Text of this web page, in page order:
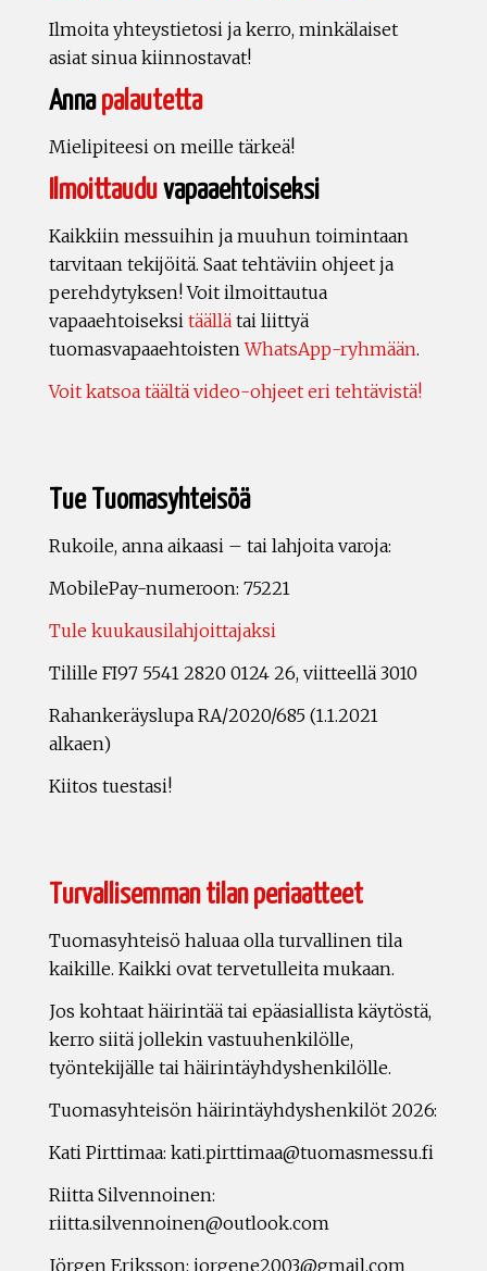
Ilmoita yhteystietosi ja kerro, minkälaiset
asiat sinua kiinnostavat!
Annapalautetta
Mielipiteesi on meille tärkeä!
Ilmoittauduvapaaehtoiseksi
Kaikkiin messuihin ja muuhun toimintaan
tarvitaan tekijöitä. Saat tehtäviin ohjeet ja
perehdytyksen! Voit ilmoittautua
vapaaehtoiseksi täällä tai liittyä
tuomasvapaaehtoistenWhatsApp-ryhmään.
Voit katsoa täältä video-ohjeet eri tehtävistä!
Tue Tuomasyhteisöä
Rukoile, anna aikaasi – tai lahjoita varoja:
MobilePay-numeroon: 75221
Tule kuukausilahjoittajaksi
Tilille FI97 5541 2820 0124 26, viitteellä 3010
Rahankeräyslupa RA/2020/685 (1.1.2021
alkaen)
Kiitos tuestasi!
Turvallisemman tilan periaatteet
Tuomasyhteisö haluaa olla turvallinen tila
kaikille. Kaikki ovat tervetulleita mukaan.
Jos kohtaat häirintää tai epäasiallista käytöstä,
kerro siitä jollekin vastuuhenkilölle,
työntekijälle tai häirintäyhdyshenkilölle.
Tuomasyhteisön häirintäyhdyshenkilöt 2026:
Kati Pirttimaa: kati.pirttimaa@tuomasmessu.fi
Riitta Silvennoinen:
riitta.silvennoinen@outlook.com
Jörgen Eriksson: jorgene2003@gmail.com